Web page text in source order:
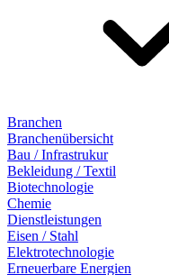
Branchen
Branchenübersicht
Bau / Infrastrukur
Bekleidung / Textil
Biotechnologie
Chemie
Dienstleistungen
Eisen / Stahl
Elektrotechnologie
Erneuerbare Energien